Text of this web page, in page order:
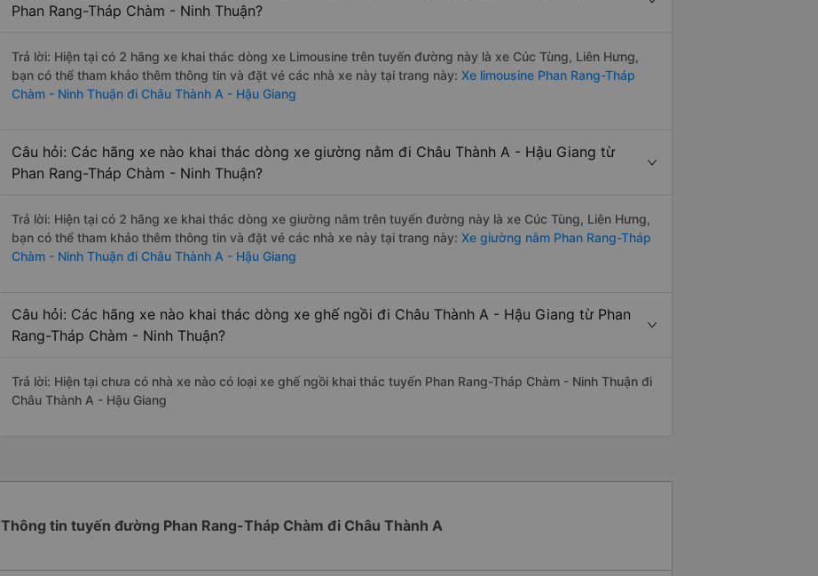
Phan Rang-Tháp Chàm - Ninh Thuận?
Trả lời: Hiện tại có 2 hãng xe khai thác dòng xe Limousine trên tuyến đường này là xe Cúc Tùng, Liên Hưng,
bạn có thể tham khảo thêm thông tin và đặt vé các nhà xe này tại trang này: Xe limousine Phan Rang-Tháp
Chàm - Ninh Thuận đi Châu Thành A - Hậu Giang
Câu hỏi: Các hãng xe nào khai thác dòng xe giường nằm đi Châu Thành A - Hậu Giang từ
Phan Rang-Tháp Chàm - Ninh Thuận?
Trả lời: Hiện tại có 2 hãng xe khai thác dòng xe giường nằm trên tuyến đường này là xe Cúc Tùng, Liên Hưng,
bạn có thể tham khảo thêm thông tin và đặt vé các nhà xe này tại trang này: Xe giường nằm Phan Rang-Tháp
Chàm - Ninh Thuận đi Châu Thành A - Hậu Giang
Câu hỏi: Các hãng xe nào khai thác dòng xe ghế ngồi đi Châu Thành A - Hậu Giang từ Phan
Rang-Tháp Chàm - Ninh Thuận?
Trả lời: Hiện tại chưa có nhà xe nào có loại xe ghế ngồi khai thác tuyến Phan Rang-Tháp Chàm - Ninh Thuận đi
Châu Thành A - Hậu Giang
Thông tin tuyến đường Phan Rang-Tháp Chàm đi Châu Thành A